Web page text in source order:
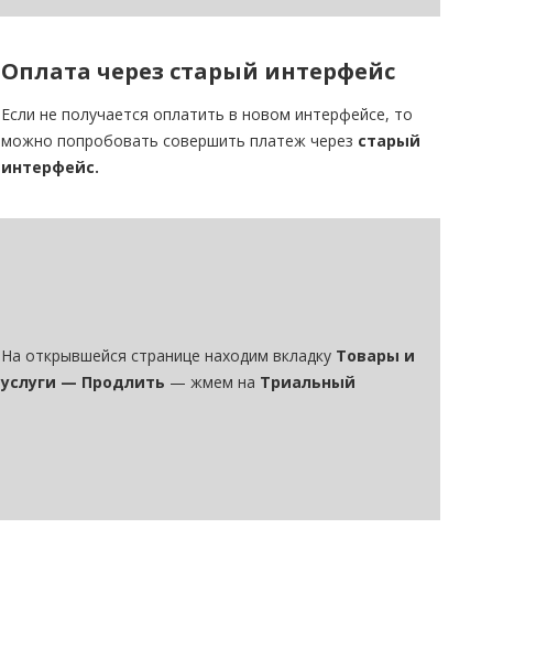
Оплата через старый интерфейс
Если не получается оплатить в новом интерфейсе, то
можно попробовать совершить платеж через старый
интерфейс.
На открывшейся странице находим вкладку Товары и
услуги — Продлить — жмем на Триальный